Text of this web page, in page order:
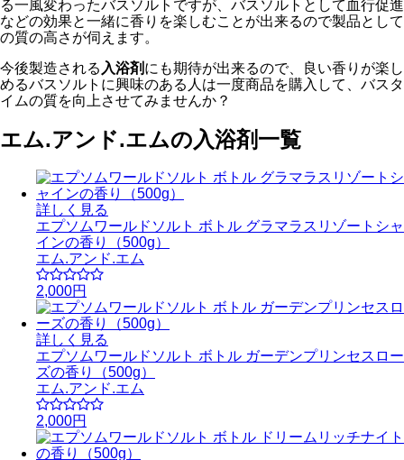
る一風変わったバスソルトですが、バスソルトとして血行促進
などの効果と一緒に香りを楽しむことが出来るので製品として
の質の高さが伺えます。
今後製造される 入浴剤 にも期待が出来るので、良い香りが楽し
めるバスソルトに興味のある人は一度商品を購入して、バスタ
イムの質を向上させてみませんか？
エム.アンド.エムの入浴剤一覧
詳しく見る
エプソムワールドソルト ボトル グラマラスリゾートシャ
インの香り（500g）
エム.アンド.エム
2,000円
詳しく見る
エプソムワールドソルト ボトル ガーデンプリンセスロー
ズの香り（500g）
エム.アンド.エム
2,000円